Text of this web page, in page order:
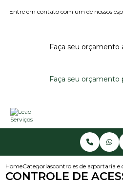
Entre em contato com um de nossos
Faça seu orçamento
Faça seu orçamento
HomeCategoriascontroles de acessoportaria e
CONTROLE DE